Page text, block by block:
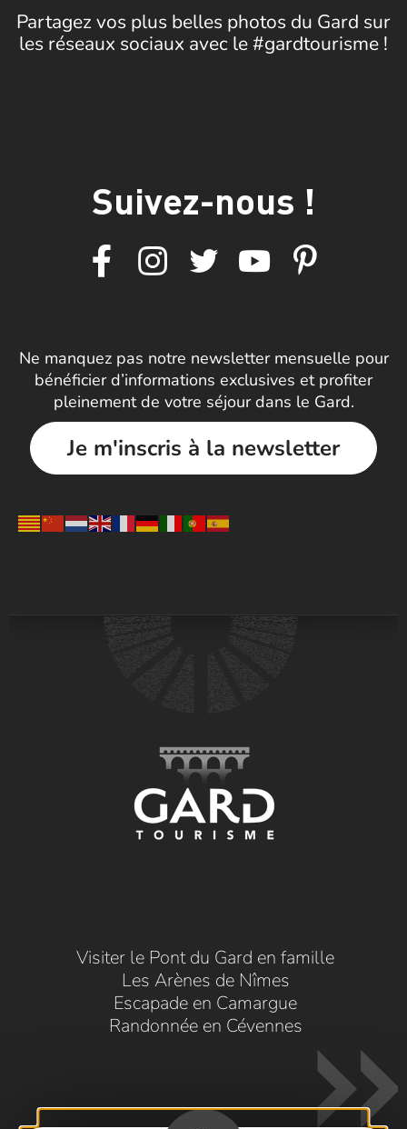
Partagez vos plus belles photos du Gard sur
les réseaux sociaux avec le #gardtourisme !
Suivez-nous !
Ne manquez pas notre newsletter mensuelle pour
bénéficier d’informations exclusives et profiter
pleinement de votre séjour dans le Gard.
Je m'inscris à la newsletter
Visiter le Pont du Gard en famille
Les Arènes de Nîmes
Escapade en Camargue
Randonnée en Cévennes